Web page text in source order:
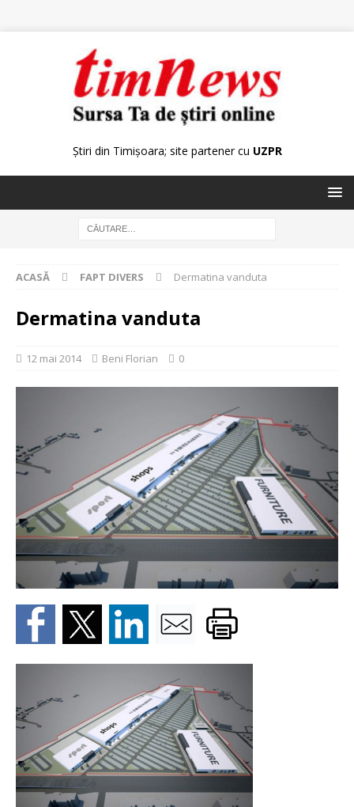
Știri din Timișoara; site partener cu UZPR
ACASĂ FAPT DIVERS Dermatina vanduta
Dermatina vanduta
12 mai 2014 Beni Florian 0